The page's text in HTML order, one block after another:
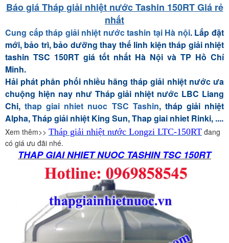
Báo giá Tháp giải nhiệt nước Tashin 150RT Giá rẻ
nhất
Cung cấp tháp giải nhiệt nước tashin tại Hà nội. Lắp đặt
mới, bảo trì, bảo dưỡng thay thế linh kiện tháp giải nhiệt
tashin TSC 150RT giá tốt nhất Hà Nội và TP Hồ Chí
Minh.
Hải phát phân phối nhiều hãng tháp giải nhiệt nước ưa
chuộng hiện nay như Tháp giải nhiệt nước LBC Liang
Chi,thap giai nhiet nuoc TSC Tashin, tháp giải nhiệt
Alpha, Tháp giải nhiệt King Sun, Thap giai nhiet Rinki, ....
Xem thêm>> Tháp giải nhiệt nước Longzi LTC-150RT đang
có giá ưu đãi nhé.
THAP GIAI NHIET NUOC TASHIN TSC 150RT